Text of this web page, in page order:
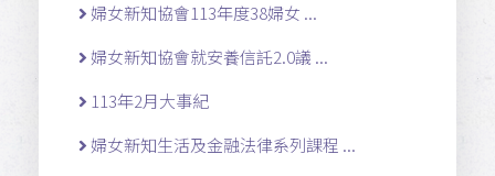
婦女新知協會113年度38婦女 ...
婦女新知協會就安養信託2.0議 ...
113年2月大事紀
婦女新知生活及金融法律系列課程 ...